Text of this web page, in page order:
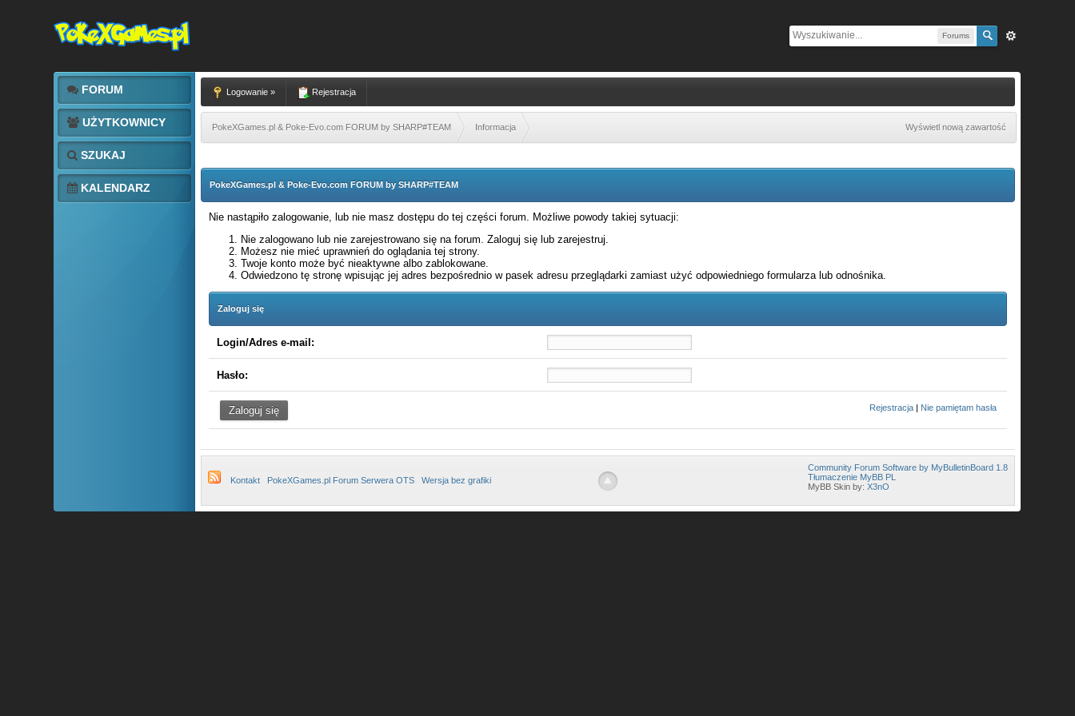
Forums
FORUM
UŻYTKOWNICY
SZUKAJ
KALENDARZ
Logowanie » Rejestracja
PokeXGames.pl & Poke-Evo.com FORUM by SHARP#TEAM Informacja Wyświetl nową zawartość
PokeXGames.pl & Poke-Evo.com FORUM by SHARP#TEAM
Nie nastąpiło zalogowanie, lub nie masz dostępu do tej części forum. Możliwe powody takiej sytuacji:
Nie zalogowano lub nie zarejestrowano się na forum. Zaloguj się lub zarejestruj.
Możesz nie mieć uprawnień do oglądania tej strony.
Twoje konto może być nieaktywne albo zablokowane.
Odwiedzono tę stronę wpisując jej adres bezpośrednio w pasek adresu przeglądarki zamiast użyć odpowiedniego formularza lub odnośnika.
Zaloguj się
Login/Adres e-mail:
Hasło:
Rejestracja | Nie pamiętam hasła
Kontakt PokeXGames.pl Forum Serwera OTS Wersja bez grafiki
Community Forum Software by MyBulletinBoard 1.8
Tłumaczenie MyBB PL
MyBB Skin by:X3nO